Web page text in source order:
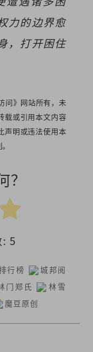
力的边界愈
，打开困住
问》网站所有，未
载或引用本文内容
声明或违法使用本
5
行榜
城邦阅
门郑氏
林雪
魔豆原创